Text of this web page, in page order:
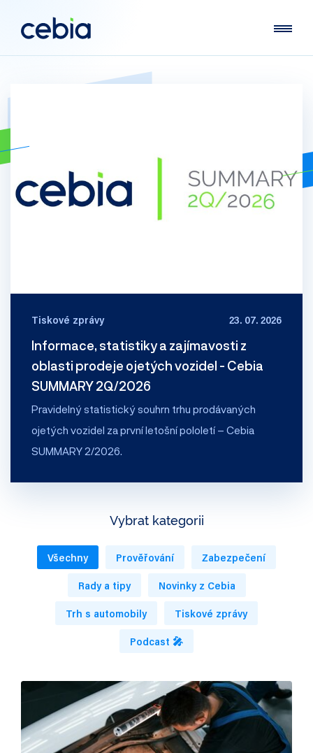
Tiskové zprávy 23. 07. 2026
Informace, statistiky a zajímavosti z
oblasti prodeje ojetých vozidel - Cebia
SUMMARY 2Q/2026
Pravidelný statistický souhrn trhu prodávaných
ojetých vozidel za první letošní pololetí – Cebia
SUMMARY 2/2026.
Vybrat kategorii
Všechny Prověřování
Zabezpečení
Rady a tipy
Novinky z Cebia
Trh s automobily
Tiskové zprávy
Podcast 🎤